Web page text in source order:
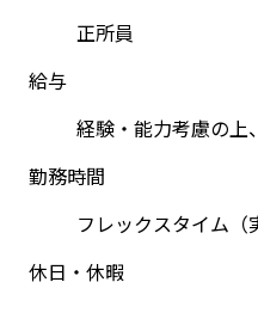
正所員
給与
経験・能力考慮の上
勤務時間
フレックスタイム（
休日・休暇